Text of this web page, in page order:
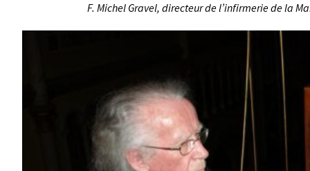
F. Michel Gravel, directeur de l’infirmerie de la